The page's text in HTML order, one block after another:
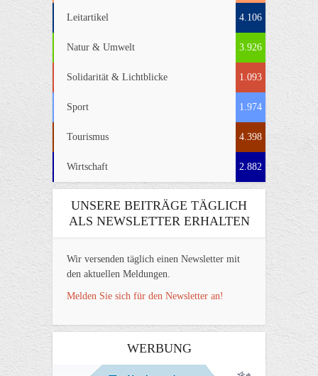
Leitartikel 4.106
Natur & Umwelt 3.926
Solidarität & Lichtblicke 1.093
Sport 1.974
Tourismus 4.398
Wirtschaft 2.882
UNSERE BEITRÄGE TÄGLICH
ALS NEWSLETTER ERHALTEN
Wir versenden täglich einen Newsletter mit
den aktuellen Meldungen.
Melden Sie sich für den Newsletter an!
WERBUNG